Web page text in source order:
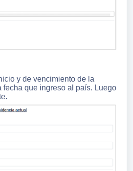
y de vencimiento de la
fecha que ingreso al país. Luego